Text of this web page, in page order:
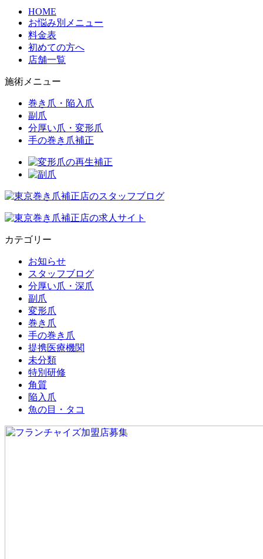
HOME
お悩み別メニュー
料金表
初めての方へ
店舗一覧
施術メニュー
巻き爪・陥入爪
副爪
分厚い爪・変形爪
手の巻き爪補正
カテゴリー
お知らせ
スタッフブログ
分厚い爪・深爪
副爪
変形爪
巻き爪
手の巻き爪
提携医療機関
未分類
特別研修
角質
陥入爪
魚の目・タコ